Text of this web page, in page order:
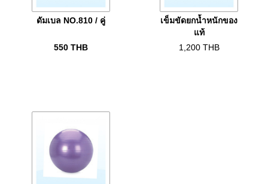
ดัมเบล NO.810 / คู่
550 THB
เข็มขัดยกน้ำหนักของ
แท้
1,200 THB